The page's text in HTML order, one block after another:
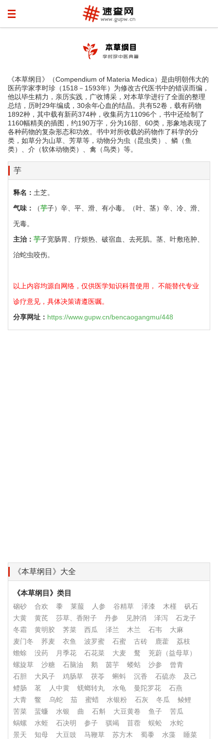
《本草纲目》（Compendium of Materia Medica）是由明朝伟大的
医药学家李时珍（1518－1593年）为修改古代医书中的错误而编，
他以毕生精力，亲历实践，广收博采，对本草学进行了全面的整理
总结，历时29年编成，30余年心血的结晶。共有52卷，载有药物
1892种，其中载有新药374种，收集药方11096个，书中还绘制了
1160幅精美的插图，约190万字，分为16部、60类，形象地表现了
各种药物的复杂形态和功效。书中对所收载的药物作了科学的分
类，如草分为山草、芳草等，动物分为虫（昆虫类）、鳞（鱼
类）、介（软体动物类）、禽（鸟类）等。
芋
释名： 土芝。
气味：
（芋子）辛、平、滑、有小毒。（叶、茎）辛、冷、滑、
无毒。
主治： 芋子宽肠胃、疗烦热、破宿血、去死肌。茎、叶敷疮肿、
治蛇虫咬伤。
以上内容均源自网络，仅供医学知识科普使用， 不能替代专业
诊疗意见，具体决策请遵医嘱。
分享网址： https://www.gupw.cn/bencaogangmu/448
《本草纲目》大全
《本草纲目》类目
硇砂 合欢 黍 莱菔 人参 谷精草 泽漆 木槿
矾石
大黄
黄芪 莎草、香附子 丹参 见肿消 泽泻
石龙子
冬霜
黄明胶 荠菜 西瓜 泽兰 木兰 石韦
大麻
麦门冬
荞麦 衣鱼 波罗蜜 石蜜 古砖 鹿藿
荔枝
蟾蜍
没药 月季花 石花菜 大麦 鹜
茺蔚（益母草）
螺旋草
沙糖 石脑油 鹅 茵芋 蝼蛄 沙参
曾青
石胆
大风子 鸡肠草 茯苓 蝌蚪 沉香 石硫赤
及己
鳢肠
茗 人中黄 蜣螂转丸 水龟 曼陀罗花
石燕
大青
鳖 乌蛇 茄 蜜蜡 水银粉 石灰 冬瓜
鲮鲤
苦菜
蜚蠊 水银 曲 石斛 大豆黄卷 鱼子
苦瓜
蜗螺
水蛭 石决明 参子 骐竭 苜蓿 蜈蚣
水蛇
景天
知母 大豆豉 马鞭草 苏方木 蜀黍 水藻
睡菜